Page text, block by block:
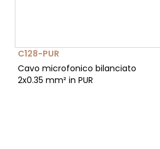
C128-PUR
Cavo microfonico bilanciato
2x0.35 mm² in PUR